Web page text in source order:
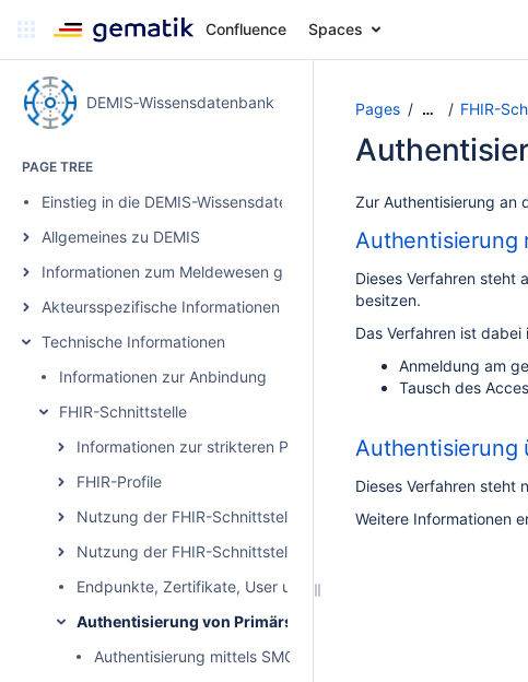
Confluence Spaces
DEMIS‑Wissensdatenbank
PAGE TREE
Einstieg in die DEMIS-Wissensdatenbank
Allgemeines zu DEMIS
Informationen zum Meldewesen gemäß IfSG
Akteursspezifische Informationen
Technische Informationen
Informationen zur Anbindung
FHIR-Schnittstelle
Informationen zur strikteren Profilierung
FHIR-Profile
Nutzung der FHIR-Schnittstelle als Sender
Nutzung der FHIR-Schnittstelle als Empfänger
Endpunkte, Zertifikate, User und Passwort
Authentisierung von Primärsystemen
Authentisierung mittels SMC-B via Token-Tausch
Pages
… FHIR-
Zur Authentisierung an
Authentisierung
Dieses Verfahren steht
besitzen.
Das Verfahren ist
Anmeldung am
Tausch des
Authentisierung
Dieses Verfahren steht
Weitere Informationen